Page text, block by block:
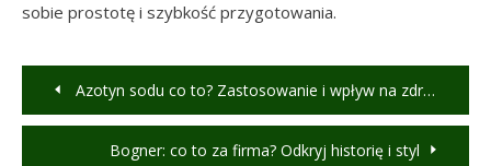
sobie prostotę i szybkość przygotowania.
Nawigacja
wpisu
Azotyn sodu co to? Zastosowanie i wpływ na zdrowie
Bogner: co to za firma? Odkryj historię i styl